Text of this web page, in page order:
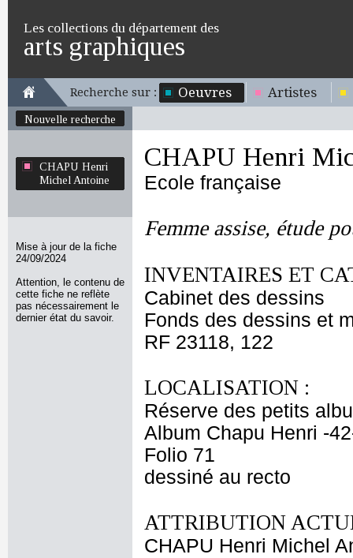
Les collections du département des
arts graphiques
Recherche sur : Oeuvres Artistes
Nouvelle recherche
CHAPU Henri
Michel Antoine
Mise à jour de la fiche
24/09/2024
Attention, le contenu de
cette fiche ne reflète
pas nécessairement le
dernier état du savoir.
CHAPU Henri
Ecole française
Femme assise, étude
INVENTAIRES ET
Cabinet des dessins
Fonds des dessins et
RF 23118, 122
LOCALISATION :
Réserve des petits
Album Chapu Henri -
Folio 71
dessiné au recto
ATTRIBUTION
CHAPU Henri Michel